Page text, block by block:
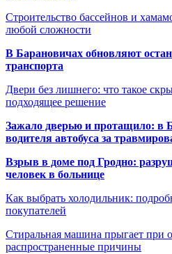
Строительство бассейнов и
любой сложности
В Барановичах обновляют
транспорта
Двери без лишнего: что такое
подходящее решение
Зажало дверью и протащило: в
водителя автобуса за
Взрыв в доме под Гродно:
человек в больнице
Как выбрать холодильник:
покупателей
Стиральная машина прыгает при
распространенные причины